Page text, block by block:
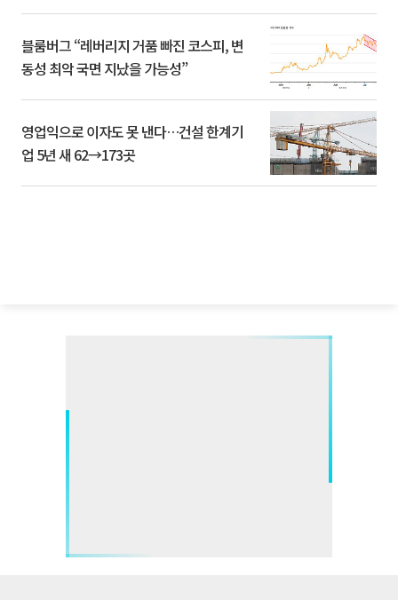
블룸버그 “레버리지 거품 빠진 코스피, 변
동성 최악 국면 지났을 가능성”
영업익으로 이자도 못 낸다…건설 한계기
업 5년 새 62→173곳